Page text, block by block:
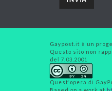
Gaypost.it è un
Questo sito non
del 7.03.2001
Quest'opera di